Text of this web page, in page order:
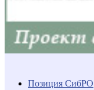
Позиция СибРО